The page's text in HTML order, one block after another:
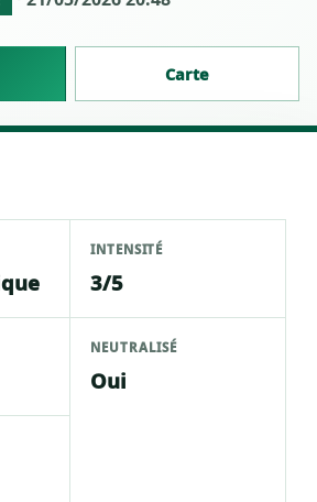
Carte
INTENSITÉ
3/5
NEUTRALISÉ
Oui